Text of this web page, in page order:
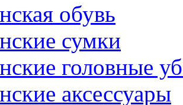
обувь
сумки
головные
аксессуары